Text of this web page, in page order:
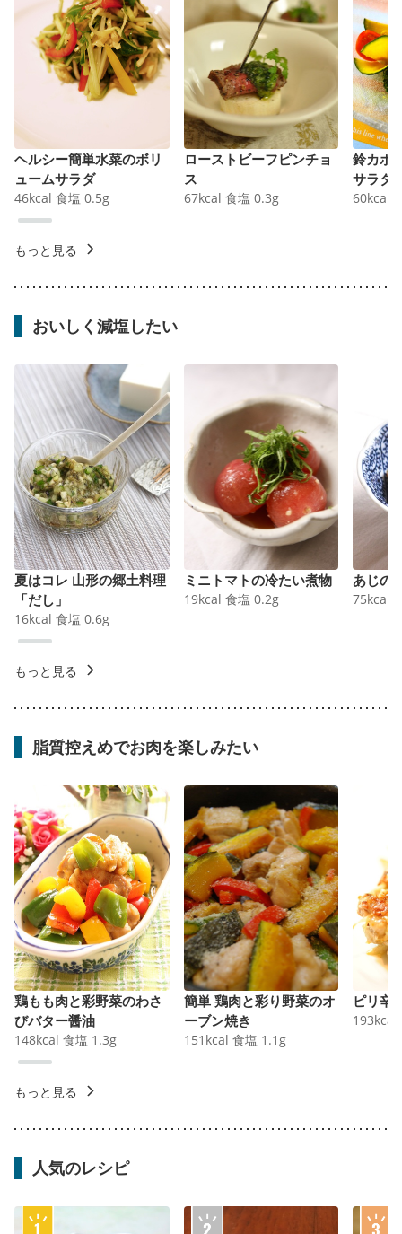
ヘルシー簡単水菜のボリ
ュームサラダ
46kcal 食塩 0.5g
ローストビーフピンチョ
ス
67kcal 食塩 0.3g
鈴カボ
サラダ
60kcal
もっと見る
おいしく減塩したい
夏はコレ 山形の郷土料理
「だし」
16kcal 食塩 0.6g
ミニトマトの冷たい煮物
19kcal 食塩 0.2g
あじの
75kcal
もっと見る
脂質控えめでお肉を楽しみたい
鶏もも肉と彩野菜のわさ
びバター醤油
148kcal 食塩 1.3g
簡単 鶏肉と彩り野菜のオ
ーブン焼き
151 kcal 食塩 1.1 g
ピリ辛
193kcal
もっと見る
人気のレシピ